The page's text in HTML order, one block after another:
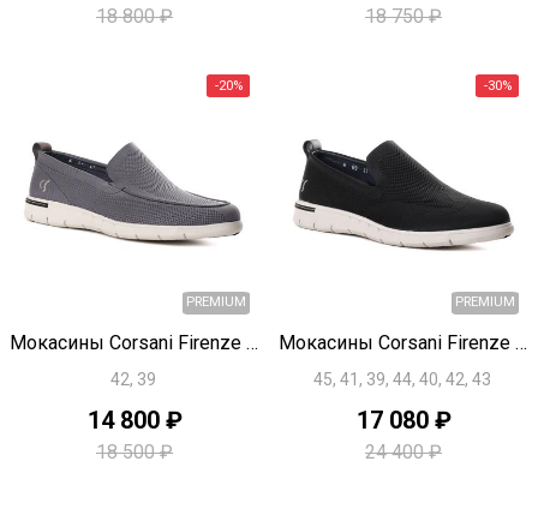
PREMIUM
18 800 ₽ 18 750 ₽
Быстрый просмотр Мокасины Corsani Firenze U1826
42, 39
14 800 ₽
18 500 ₽
Быстрый просмотр Мокасины Corsani Firenze U1825
45, 41, 39, 44, 40, 42, 43
17 080 ₽
24 400 ₽